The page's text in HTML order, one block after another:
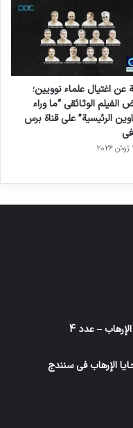
اغتيال علماء نوويين؛
الفيلم الوثائقي “ما وراء
الرئيسية” على قناة برس
– عدد 4
الإرهاب في سنندج